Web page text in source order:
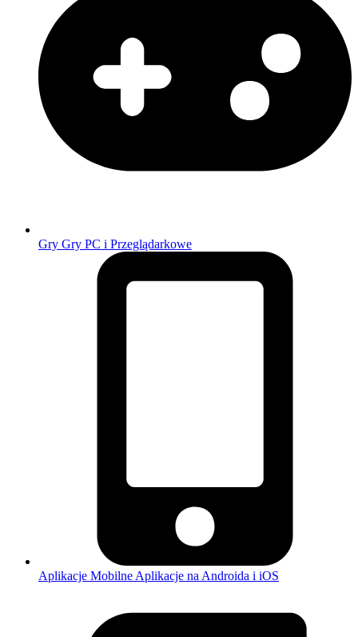
Gry Gry PC i Przeglądarkowe
Aplikacje Mobilne Aplikacje na Androida i iOS